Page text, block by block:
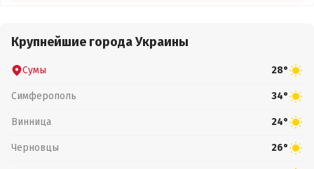
Крупнейшие города Украины
Сумы 28°
Симферополь 34°
Винница 24°
Черновцы 26°